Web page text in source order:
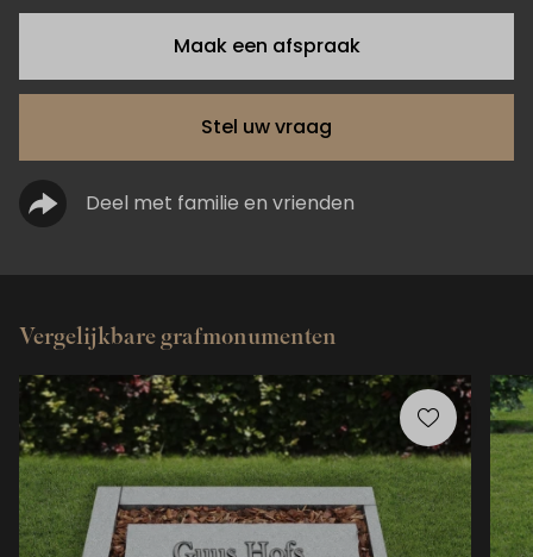
Maak een afspraak
Stel uw vraag
Deel met familie en vrienden
Vergelijkbare grafmonumenten